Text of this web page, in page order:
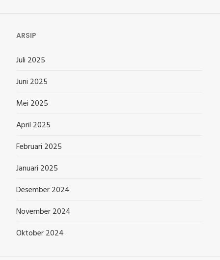
ARSIP
Juli 2025
Juni 2025
Mei 2025
April 2025
Februari 2025
Januari 2025
Desember 2024
November 2024
Oktober 2024